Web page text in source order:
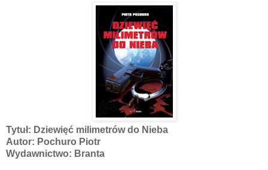
Tytuł: Dziewięć milimetrów do Nieba
Autor: Pochuro Piotr
Wydawnictwo: Branta